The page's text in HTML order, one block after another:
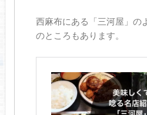
西麻布にある「三河屋」の
のところもあります。